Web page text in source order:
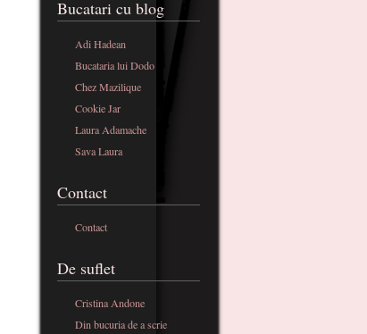
Bucatari cu blog
Adi Hadean
Bucataria lui Dodo
Chez Mazilique
Cookie Jar
Laura Adamache
Sava Laura
Contact
Contact
De suflet
Cristina Andone
Din bucuria de a scrie